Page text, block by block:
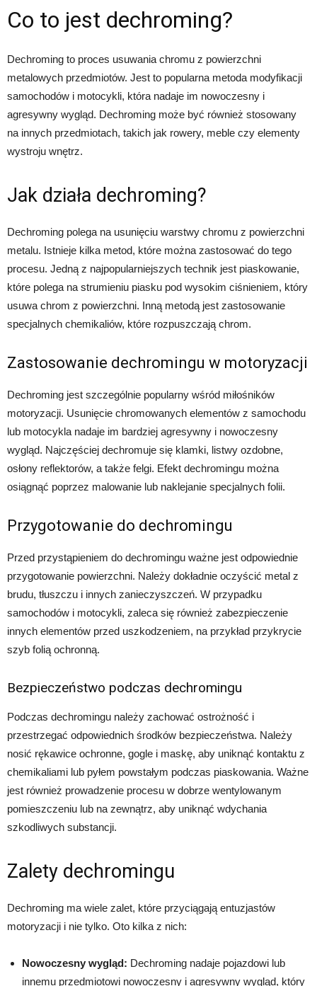
Co to jest dechroming?
Dechroming to proces usuwania chromu z powierzchni
metalowych przedmiotów. Jest to popularna metoda modyfikacji
samochodów i motocykli, która nadaje im nowoczesny i
agresywny wygląd. Dechroming może być również stosowany
na innych przedmiotach, takich jak rowery, meble czy elementy
wystroju wnętrz.
Jak działa dechroming?
Dechroming polega na usunięciu warstwy chromu z powierzchni
metalu. Istnieje kilka metod, które można zastosować do tego
procesu. Jedną z najpopularniejszych technik jest piaskowanie,
które polega na strumieniu piasku pod wysokim ciśnieniem, który
usuwa chrom z powierzchni. Inną metodą jest zastosowanie
specjalnych chemikaliów, które rozpuszczają chrom.
Zastosowanie dechromingu w motoryzacji
Dechroming jest szczególnie popularny wśród miłośników
motoryzacji. Usunięcie chromowanych elementów z samochodu
lub motocykla nadaje im bardziej agresywny i nowoczesny
wygląd. Najczęściej dechromuje się klamki, listwy ozdobne,
osłony reflektorów, a także felgi. Efekt dechromingu można
osiągnąć poprzez malowanie lub naklejanie specjalnych folii.
Przygotowanie do dechromingu
Przed przystąpieniem do dechromingu ważne jest odpowiednie
przygotowanie powierzchni. Należy dokładnie oczyścić metal z
brudu, tłuszczu i innych zanieczyszczeń. W przypadku
samochodów i motocykli, zaleca się również zabezpieczenie
innych elementów przed uszkodzeniem, na przykład przykrycie
szyb folią ochronną.
Bezpieczeństwo podczas dechromingu
Podczas dechromingu należy zachować ostrożność i
przestrzegać odpowiednich środków bezpieczeństwa. Należy
nosić rękawice ochronne, gogle i maskę, aby uniknąć kontaktu z
chemikaliami lub pyłem powstałym podczas piaskowania. Ważne
jest również prowadzenie procesu w dobrze wentylowanym
pomieszczeniu lub na zewnątrz, aby uniknąć wdychania
szkodliwych substancji.
Zalety dechromingu
Dechroming ma wiele zalet, które przyciągają entuzjastów
motoryzacji i nie tylko. Oto kilka z nich:
Nowoczesny wygląd: Dechroming nadaje pojazdowi lub
innemu przedmiotowi nowoczesny i agresywny wygląd, który